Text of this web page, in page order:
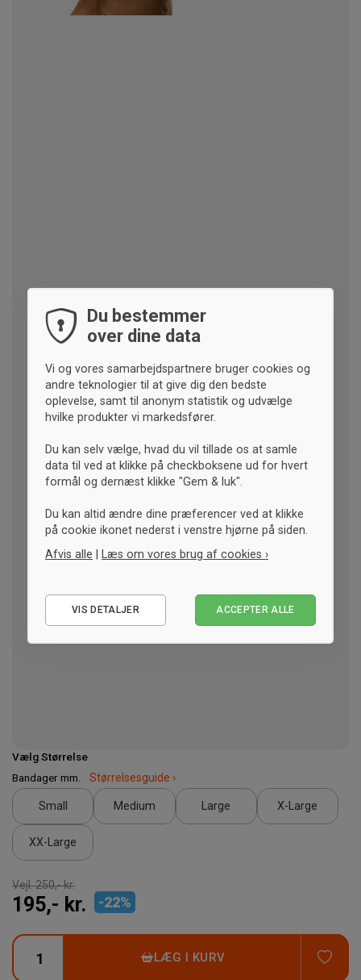
Vælg Størrelse
Bandager mm.
Størrelsesguide ›
Small Medium Large X-Large
XX-Large
Vejl.250,- kr.
195,- kr. -22%
LÆG I KURV
Du bestemmer
over dine data
Vi og vores samarbejdspartnere bruger cookies og
andre teknologier til at give dig den bedste
oplevelse, samt til anonym statistik og udvælge
hvilke produkter vi markedsfører.
Du kan selv vælge, hvad du vil tillade os at samle
data til ved at klikke på checkboksene ud for hvert
formål og dernæst klikke "Gem & luk".
Du kan altid ændre dine præferencer ved at klikke
på cookie ikonet nederst i venstre hjørne på siden.
Afvis alle
Læs om vores brug af cookies ›
Statistiske
VIS DETALJER ACCEPTER ALLE